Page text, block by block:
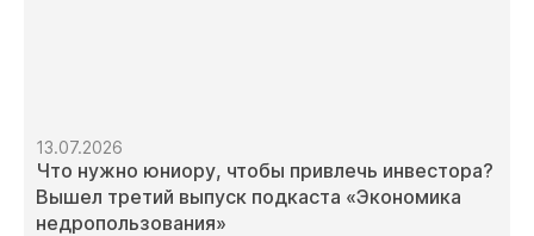
13.07.2026
Что нужно юниору, чтобы привлечь инвестора?
Вышел третий выпуск подкаста «Экономика
недропользования»